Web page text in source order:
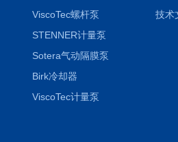
ViscoTec螺杆泵
STENNER计量泵
Sotera气动隔膜泵
Birk冷却器
ViscoTec计量泵
技术